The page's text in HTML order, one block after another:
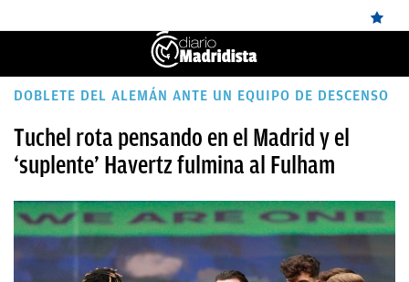
ÚLTIMAS
REAL
BALONCESTO
CANTERA
DOBLETE DEL ALEMÁN ANTE UN EQUIPO DE DESCENSO
Tuchel rota pensando en el Madrid y el
‘suplente’ Havertz fulmina al Fulham